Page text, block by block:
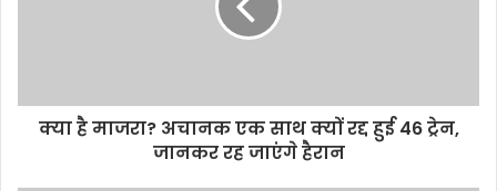
क्या है माजरा? अचानक एक साथ क्यों रद्द हुई 46 ट्रेन,
जानकर रह जाएंगे हैरान